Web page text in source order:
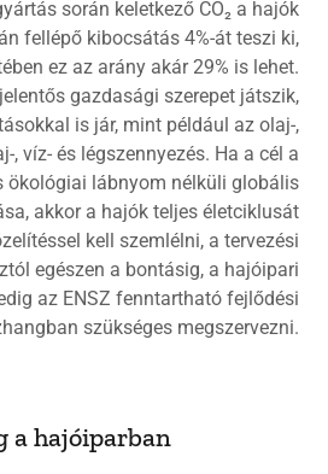
során keletkező CO₂ a hajók
fellépő kibocsátás 4%-át teszi ki,
ez az arány akár 29% is lehet.
gazdasági szerepet játszik,
is jár, mint például az olaj-,
, víz- és légszennyezés. Ha a cél a
ökológiai lábnyom nélküli globális
akkor a hajók teljes életciklusát
kell szemlélni, a tervezési
egészen a bontásig, a hajóipari
az ENSZ fenntartható fejlődési
szükséges megszervezni.
a hajóiparban